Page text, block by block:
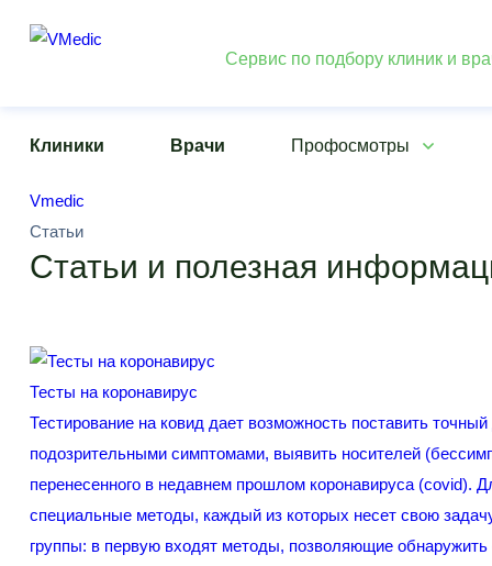
Сервис по подбору клиник и
Клиники Врачи Профосмотры
Vmedic
Статьи
Статьи и полезная
Тесты на коронавирус
Тестирование на ковид дает возможность поставить точный
подозрительными симптомами, выявить носителей
перенесенного в недавнем прошлом коронавируса (covid).
специальные методы, каждый из которых несет свою
группы: в первую входят методы, позволяющие обнаружить